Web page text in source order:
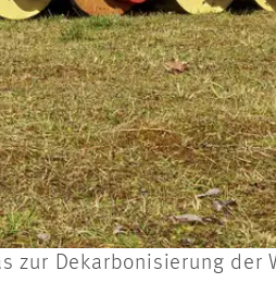
zur Dekarbonisierung der